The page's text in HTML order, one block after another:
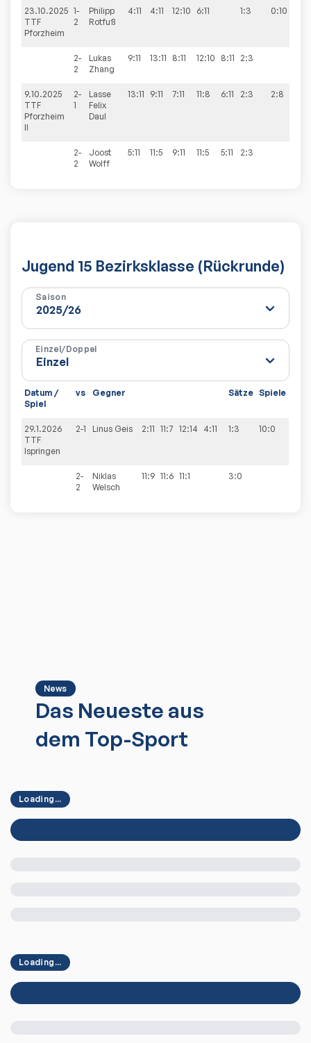
23.10.2025
TTF
Pforzheim
1-
2
Philipp
Rotfuß
4:11 4:11 12:10 6:11 1:3 0:10
2-
2
Lukas
Zhang
9:11 13:11 8:11 12:10 8:11 2:3
9.10.2025
TTF
Pforzheim
II
2-
1
Lasse
Felix
Daul
13:11 9:11 7:11 11:8 6:11 2:3 2:8
2-
2
Joost
Wolff
5:11 11:5 9:11 11:5 5:11 2:3
Jugend 15 Bezirksklasse (Rückrunde)
Saison
Einzel/Doppel
Datum /
Spiel
vs Gegner Sätze Spiele
29.1.2026
TTF
Ispringen
2-1 Linus Geis 2:11 11:7 12:14 4:11 1:3 10:0
2-
2
Niklas
Welsch
11:9 11:6 11:1 3:0
News
Das Neueste aus
dem Top-Sport
Loading...
Loading...